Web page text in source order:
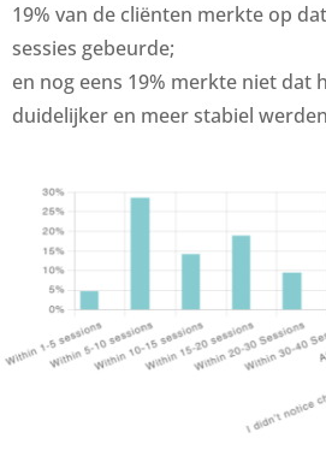
19% van de cliënten merkte op
sessies gebeurde;
en nog eens 19% merkte niet dat
duidelijker en meer stabiel